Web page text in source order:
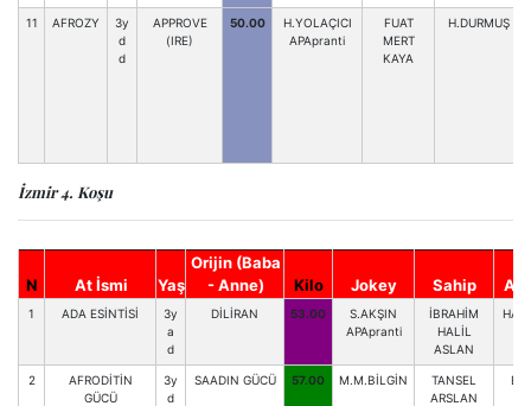
11 AFROZY
3y
d
d
APPROVE
(IRE)
50.00
H.YOLAÇICI
APApranti
FUAT
MERT
KAYA
H.DURMUŞ
İzmir 4. Koşu
N At İsmi Yaş
Orijin (Baba
- Anne)
Kilo Jokey Sahip
1 ADA ESİNTİSİ
3y
a
d
DİLİRAN 53.00
S.AKŞIN
APApranti
İBRAHİM
HALİL
ASLAN
2
AFRODİTİN
GÜCÜ
3y
d
SAADIN GÜCÜ 57.00 M.M.BİLGİN
TANSEL
ARSLAN